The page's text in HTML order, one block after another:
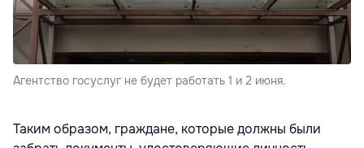
Агентство госуслуг не будет работать 1 и 2 июня.
Таким образом, граждане, которые должны были